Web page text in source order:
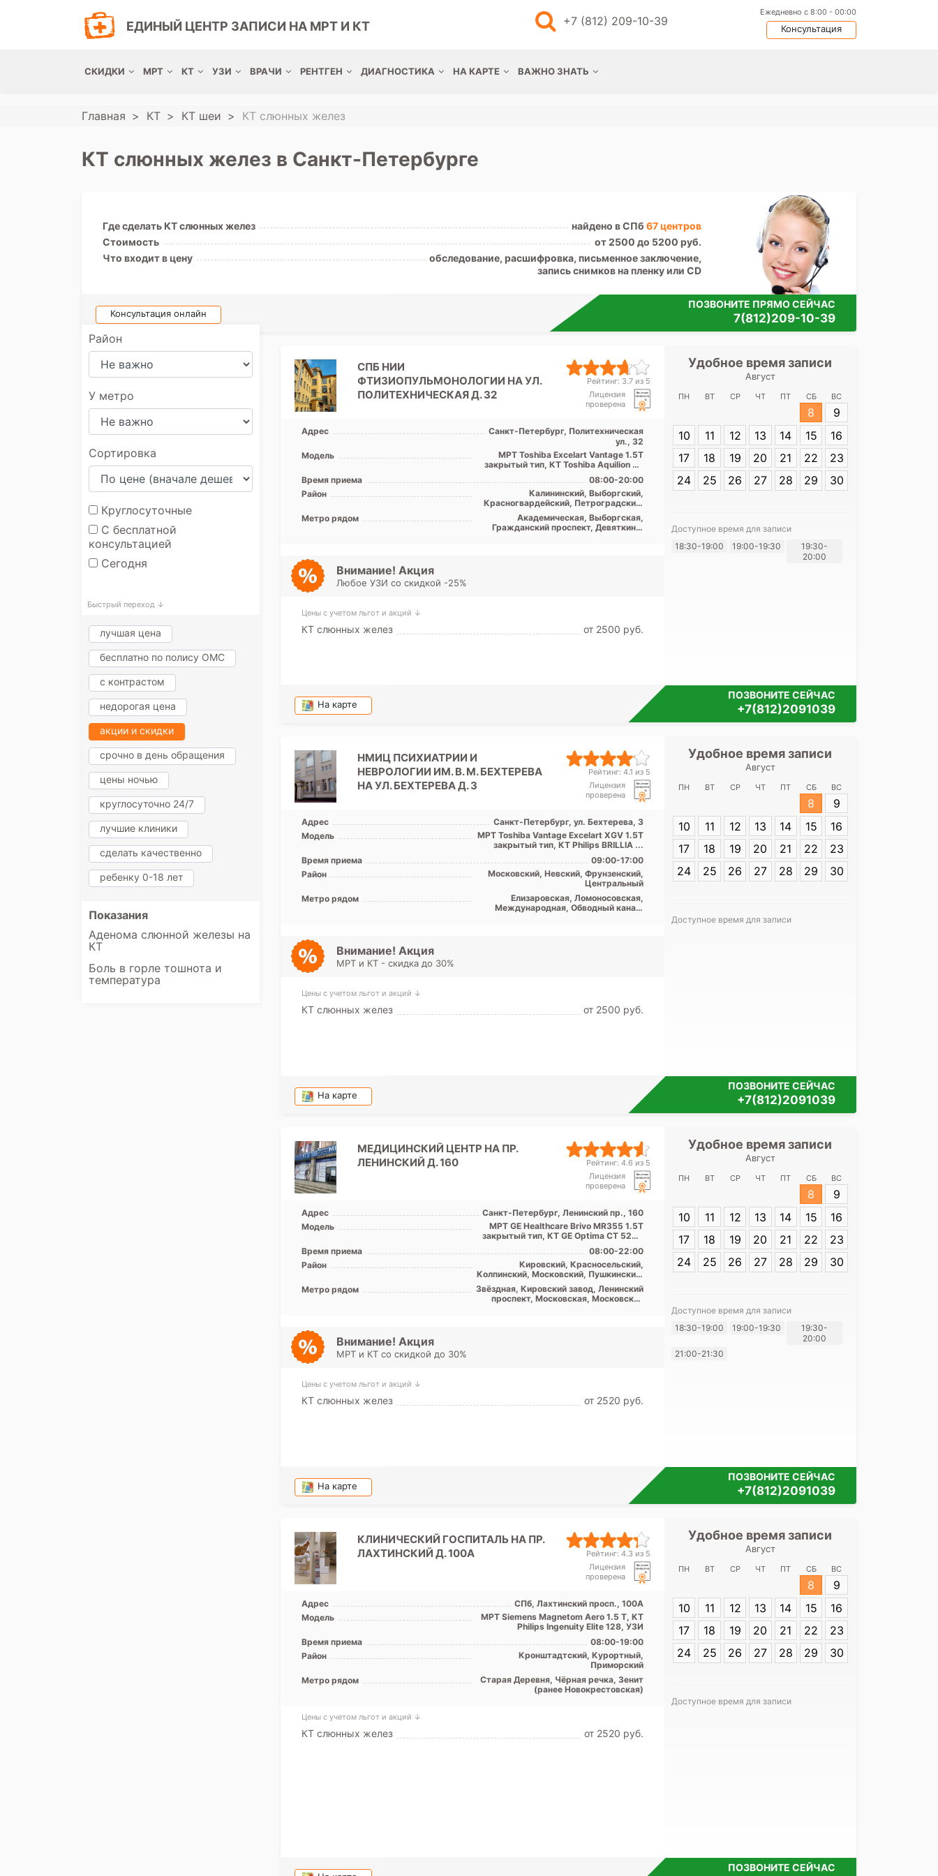
ЕДИНЫЙ ЦЕНТР ЗАПИСИ НА МРТ И КТ +7 (812) 209-10-39
Ежедневно с 8:00 - 00:00
Консультация
СКИДКИ МРТ КТ УЗИ ВРАЧИ РЕНТГЕН ДИАГНОСТИКА НА КАРТЕ ВАЖНО ЗНАТЬ
Главная КТ КТ шеи КТ слюнных желез
КТ слюнных желез в Санкт-Петербурге
Где сделать КТ слюнных желез найдено в СПб 67 центров
Стоимость
от 2500 до 5200 руб.
Что входит в цену
обследование, расшифровка, письменное заключение,
запись снимков на пленку или CD
Консультация онлайн
ПОЗВОНИТЕ ПРЯМО СЕЙЧАС
7(812)209-10-39
Район
У метро
Сортировка
Круглосуточные
С бесплатной
консультацией
Сегодня
Быстрый переход ↓
лучшая цена
бесплатно по полису ОМС
с контрастом
недорогая цена
акции и скидки
срочно в день обращения
цены ночью
круглосуточно 24/7
лучшие клиники
сделать качественно
ребенку 0-18 лет
Показания
Аденома слюнной железы на
КТ
Боль в горле тошнота и
температура
СПБ НИИ
ФТИЗИОПУЛЬМОНОЛОГИИ НА УЛ.
ПОЛИТЕХНИЧЕСКАЯ Д. 32
Рейтинг: 3.7 из 5
Лицензия
проверена
Адрес
Санкт-Петербург, Политехническая
ул., 32
Модель
МРТ Toshiba Excelart Vantage 1.5T
закрытый тип, КТ Toshiba Aquilion 32
...
Время приема
08:00-20:00
Район
Калининский, Выборгский,
Красногвардейский, Петроградский,
Приморский
Метро рядом
Академическая, Выборгская,
Гражданский проспект, Девяткино,
Внимание! Акция
Любое УЗИ со скидкой -25%
Цены с учетом льгот и акций ↓
КТ слюнных желез от 2500 pуб.
Удобное время записи
Август
ПН ВТ СР ЧТ ПТ СБ ВС
8
9
10
11 12 13 14 15
16
17
18 19 20 21 22
23
24
25 26 27 28 29 30
Доступное время для записи
18:30-19:00
19:00-19:30
19:30-
20:00
На карте
ПОЗВОНИТЕ СЕЙЧАС
+7(812)2091039
НМИЦ ПСИХИАТРИИ И
НЕВРОЛОГИИ ИМ. В. М. БЕХТЕРЕВА
НА УЛ. БЕХТЕРЕВА Д. 3
Рейтинг: 4.1 из 5
Лицензия
проверена
Адрес
Санкт-Петербург, ул. Бехтерева, 3
Модель
МРТ Toshiba Vantage Excelart XGV 1.5T
закрытый тип, КТ Philips BRILLIA ...
Время приема
09:00-17:00
Район
Московский, Невский, Фрунзенский,
Центральный
Метро рядом
Елизаровская, Ломоносовская,
Международная, Обводный канал,
Внимание! Акция
МРТ и КТ - скидка до 30%
Цены с учетом льгот и акций ↓
КТ слюнных желез от 2500 pуб.
Удобное время записи
Август
ПН ВТ СР ЧТ ПТ СБ ВС
8
9
10
11 12 13 14 15
16
17
18 19 20 21 22
23
24
25 26 27 28 29 30
Доступное время для записи
На карте
ПОЗВОНИТЕ СЕЙЧАС
+7(812)2091039
МЕДИЦИНСКИЙ ЦЕНТР НА ПР.
ЛЕНИНСКИЙ Д. 160
Рейтинг: 4.6 из 5
Лицензия
проверена
Адрес
Санкт-Петербург, Ленинский пр., 160
Модель
МРТ GE Healthcare Brivo MR355 1.5Т
закрытый тип, КТ GЕ Optima CT 520 1
...
Время приема
08:00-22:00
Район
Кировский, Красносельский,
Колпинский, Московский, Пушкинский,
Лен. область
Метро рядом
Звёздная, Кировский завод, Ленинский
проспект, Московская, Московские
Внимание! Акция
МРТ и КТ со скидкой до 30%
Цены с учетом льгот и акций ↓
КТ слюнных желез от 2520 pуб.
Удобное время записи
Август
ПН ВТ СР ЧТ ПТ СБ ВС
8
9
10
11 12 13 14 15
16
17
18 19 20 21 22
23
24
25 26 27 28 29 30
Доступное время для записи
18:30-19:00
19:00-19:30
19:30-
20:00
21:00-21:30
На карте
ПОЗВОНИТЕ СЕЙЧАС
+7(812)2091039
КЛИНИЧЕСКИЙ ГОСПИТАЛЬ НА ПР.
ЛАХТИНСКИЙ Д. 100А
Рейтинг: 4.3 из 5
Лицензия
проверена
Адрес
СПб, Лахтинский просп., 100А
Модель
МРТ Siemens Magnetom Aero 1.5 Т, КТ
Philips Ingenuity Elite 128, УЗИ
Время приема
08:00-19:00
Район
Кронштадтский, Курортный,
Приморский
Метро рядом
Старая Деревня, Чёрная речка, Зенит
(ранее Новокрестовская)
Цены с учетом льгот и акций ↓
КТ слюнных желез от 2520 pуб.
Удобное время записи
Август
ПН ВТ СР ЧТ ПТ СБ ВС
8
9
10
11 12 13 14 15
16
17
18 19 20 21 22
23
24
25 26 27 28 29 30
Доступное время для записи
ПОЗВОНИТЕ СЕЙЧАС